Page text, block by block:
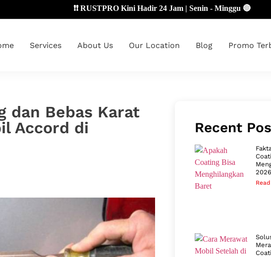
❗❗ RUSTPRO Kini Hadir 24 Jam | Senin - Minggu 🔴
Services About Us Our Location Blog Promo
dan Bebas Karat
Accord di
Recent
2026